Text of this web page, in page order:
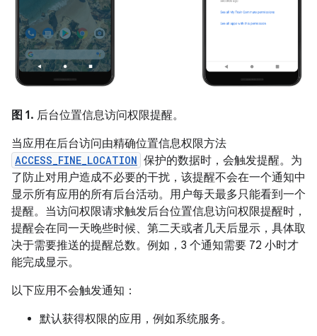
图 1. 后台位置信息访问权限提醒。
当应用在后台访问由精确位置信息权限方法
ACCESS_FINE_LOCATION 保护的数据时，会触发提醒。为
了防止对用户造成不必要的干扰，该提醒不会在一个通知中
显示所有应用的所有后台活动。用户每天最多只能看到一个
提醒。当访问权限请求触发后台位置信息访问权限提醒时，
提醒会在同一天晚些时候、第二天或者几天后显示，具体取
决于需要推送的提醒总数。例如，3 个通知需要 72 小时才
能完成显示。
以下应用不会触发通知：
默认获得权限的应用，例如系统服务。